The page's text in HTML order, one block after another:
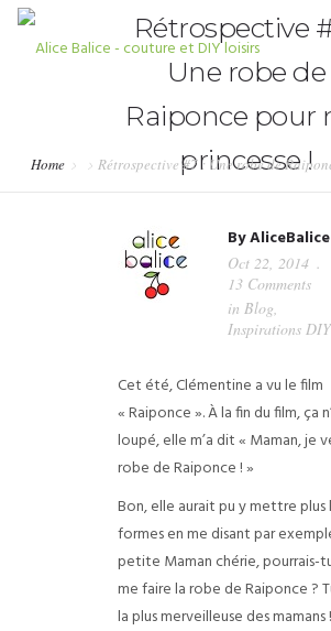
HOME
PARTENARIATS & PRESSE
Rétrospective
Une robe de
Raiponce pour
princesse !
Home Rétrospective #7 : Une robe de
ByAliceBalice
Oct 22, 2014
13 Comments
in Blog,
Inspirations DIY
Cet été, Clémentine a vu le film
« Raiponce ». À la fin du film, ça
loupé, elle m’a dit « Maman, je
robe de Raiponce ! »
Bon, elle aurait pu y mettre plus
formes en me disant par
petite Maman chérie, pourrais-
me faire la robe de Raiponce ?
la plus merveilleuse des mamans